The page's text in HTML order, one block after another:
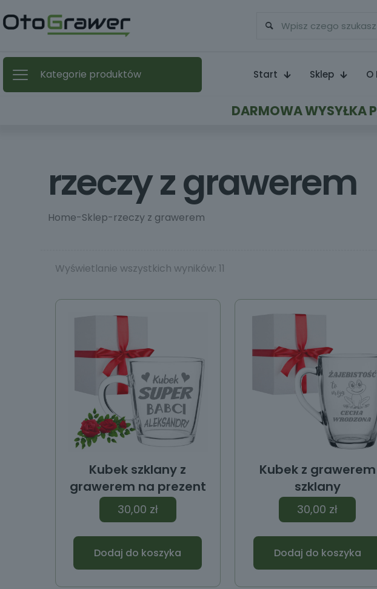
Kategorie produktów Start Sklep O
DARMOWA WYSYŁKA
rzeczy z grawerem
Home-Sklep-rzeczy z grawerem
Wyświetlanie wszystkich wyników: 11
Kubek szklany z
grawerem na prezent
30,00 zł
Dodaj do koszyka
Kubek z grawerem
szklany
30,00 zł
Dodaj do koszyka